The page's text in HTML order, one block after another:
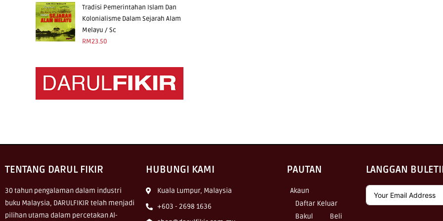
Tradisi Pemerintahan Islam Dan
Kolonialisme Dalam Sejarah Alam
Melayu / Sc
RM23.50
TENTANG DARUL FIKIR
30 tahun pengalaman dalam industri
buku Malaysia, DARULFIKIR telah menjadi
pilihan utama dalam percetakan Al-
HUBUNGI KAMI
Kuala Lumpur, Malaysia
+603 - 2698 1636
PAUTAN
Akaun
Daftar Keluar
Bakul
Beli
LANGGAN